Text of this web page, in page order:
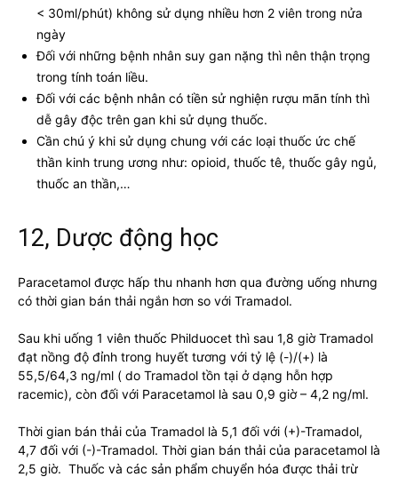
< 30ml/phút) không sử dụng nhiều hơn 2 viên trong nửa
ngày
Đối với những bệnh nhân suy gan nặng thì nên thận trọng
trong tính toán liều.
Đối với các bệnh nhân có tiền sử nghiện rượu mãn tính thì
dễ gây độc trên gan khi sử dụng thuốc.
Cần chú ý khi sử dụng chung với các loại thuốc ức chế
thần kinh trung ương như: opioid, thuốc tê, thuốc gây ngủ,
thuốc an thần,…
12, Dược động học
Paracetamol được hấp thu nhanh hơn qua đường uống nhưng
có thời gian bán thải ngắn hơn so với Tramadol.
Sau khi uống 1 viên thuốc Philduocet thì sau 1,8 giờ Tramadol
đạt nồng độ đỉnh trong huyết tương với tỷ lệ (-)/(+) là
55,5/64,3 ng/ml ( do Tramadol tồn tại ở dạng hỗn hợp
racemic), còn đối với Paracetamol là sau 0,9 giờ – 4,2 ng/ml.
Thời gian bán thải của Tramadol là 5,1 đối với (+)-Tramadol,
4,7 đối với (-)-Tramadol. Thời gian bán thải của paracetamol là
2,5 giờ. Thuốc và các sản phẩm chuyển hóa được thải trừ